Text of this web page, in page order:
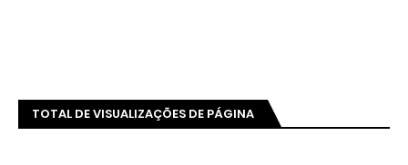
TOTAL DE VISUALIZAÇÕES DE PÁGINA